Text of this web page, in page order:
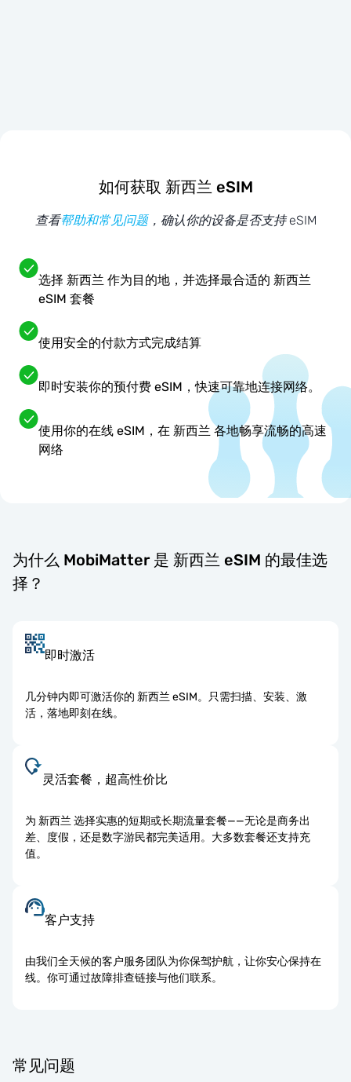
如何获取 新西兰 eSIM
查看帮助和常见问题，确认你的设备是否支持 eSIM
选择 新西兰 作为目的地，并选择最合适的 新西兰
eSIM 套餐
使用安全的付款方式完成结算
即时安装你的预付费 eSIM，快速可靠地连接网络。
使用你的在线 eSIM，在 新西兰 各地畅享流畅的高速
网络
为什么 MobiMatter 是 新西兰 eSIM 的最佳选
择？
即时激活
几分钟内即可激活你的 新西兰 eSIM。只需扫描、安装、激
活，落地即刻在线。
灵活套餐，超高性价比
为 新西兰 选择实惠的短期或长期流量套餐——无论是商务出
差、度假，还是数字游民都完美适用。大多数套餐还支持充
值。
客户支持
由我们全天候的客户服务团队为你保驾护航，让你安心保持在
线。你可通过故障排查链接与他们联系。
常见问题